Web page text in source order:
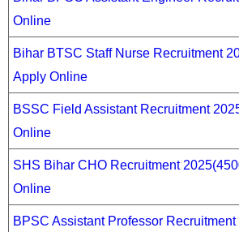
Online
Bihar BTSC Staff Nurse Recruitment
Apply Online
BSSC Field Assistant Recruitment
Online
SHS Bihar CHO Recruitment
Online
BPSC Assistant Professor